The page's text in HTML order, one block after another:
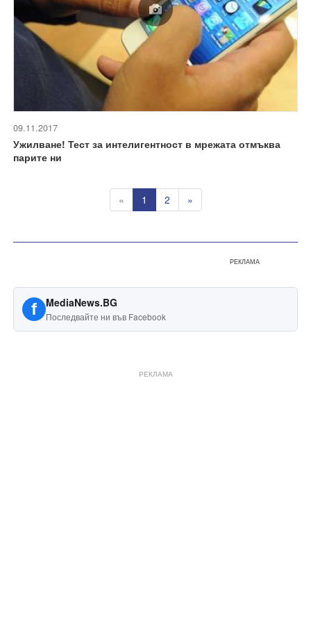
09.11.2017
Ужилване! Тест за интелигентност в мрежата отмъква
парите ни
« 1 2 »
РЕКЛАМА
f MediaNews.BG
Последвайте ни във Facebook
РЕКЛАМА